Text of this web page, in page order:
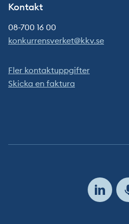
Kontakt
08-700 16 00
konkurrensverket@kkv.se
Fler kontaktuppgifter
Skicka en faktura
Följ
oss